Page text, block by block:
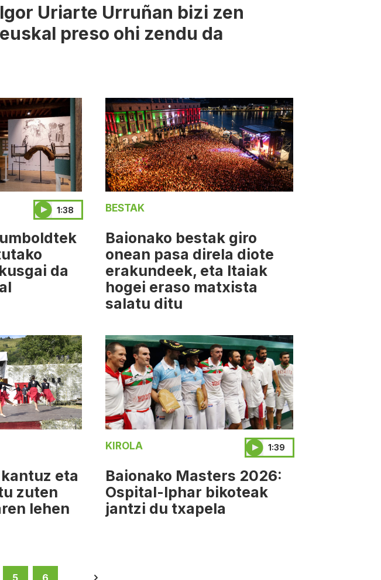
Igor Uriarte Urruñan bizi zen
euskal preso ohi zendu da
1:38
da
BESTAK
Baionako bestak giro
onean pasa direla diote
erakundeek, eta Itaiak
hogei eraso matxista
salatu ditu
eta
zuten
lehen
KIROLA 1:39
Baionako Masters 2026:
Ospital-Iphar bikoteak
jantzi du txapela
5 6